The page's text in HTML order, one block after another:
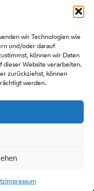
wir Technologien wie
und/oder darauf
können wir Daten
dieser Website verarbeiten.
zurückziehst, können
werden.
Impressum
|